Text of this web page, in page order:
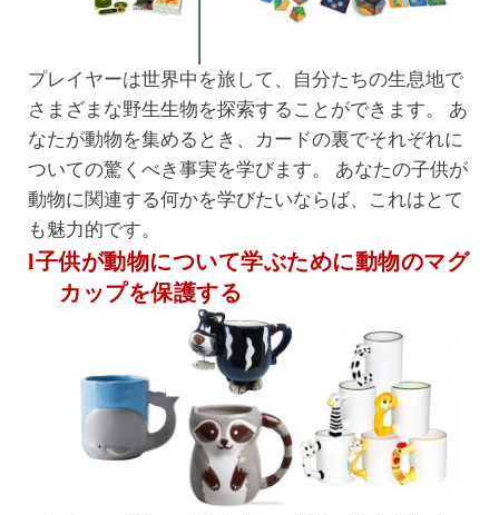
プレイヤーは世界中を旅して、自分たちの生息地で
さまざまな野生生物を探索することができます。 あ
なたが動物を集めるとき、カードの裏でそれぞれに
ついての驚くべき事実を学びます。 あなたの子供が
動物に関連する何かを学びたいならば、これはとて
も魅力的です。
l子供が動物について学ぶために動物のマグ
カップを保護する